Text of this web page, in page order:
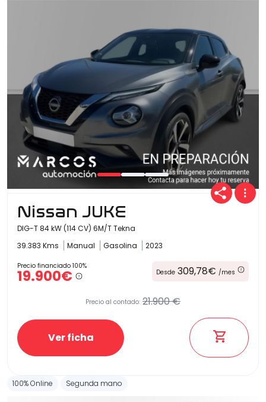
Nissan JUKE
DIG-T 84 kW (114 CV) 6M/T Tekna
39.383 Kms
Manual Gasolina 2023
Precio financiado 100%
19.900€ Desde 309,78€ /mes
Precio al contado: 21.900 €
Ver ficha
100% Online Segunda mano